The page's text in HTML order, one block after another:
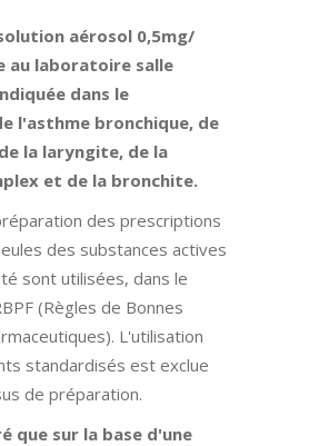
aérosol 0,5mg/
au laboratoire salle
dans le
l'asthme bronchique, de
la laryngite, de la
et de la bronchite.
des prescriptions
des substances actives
sont utilisées, dans le
(Règles de Bonnes
L'utilisation
standardisés est exclue
de préparation.
que sur la base d'une